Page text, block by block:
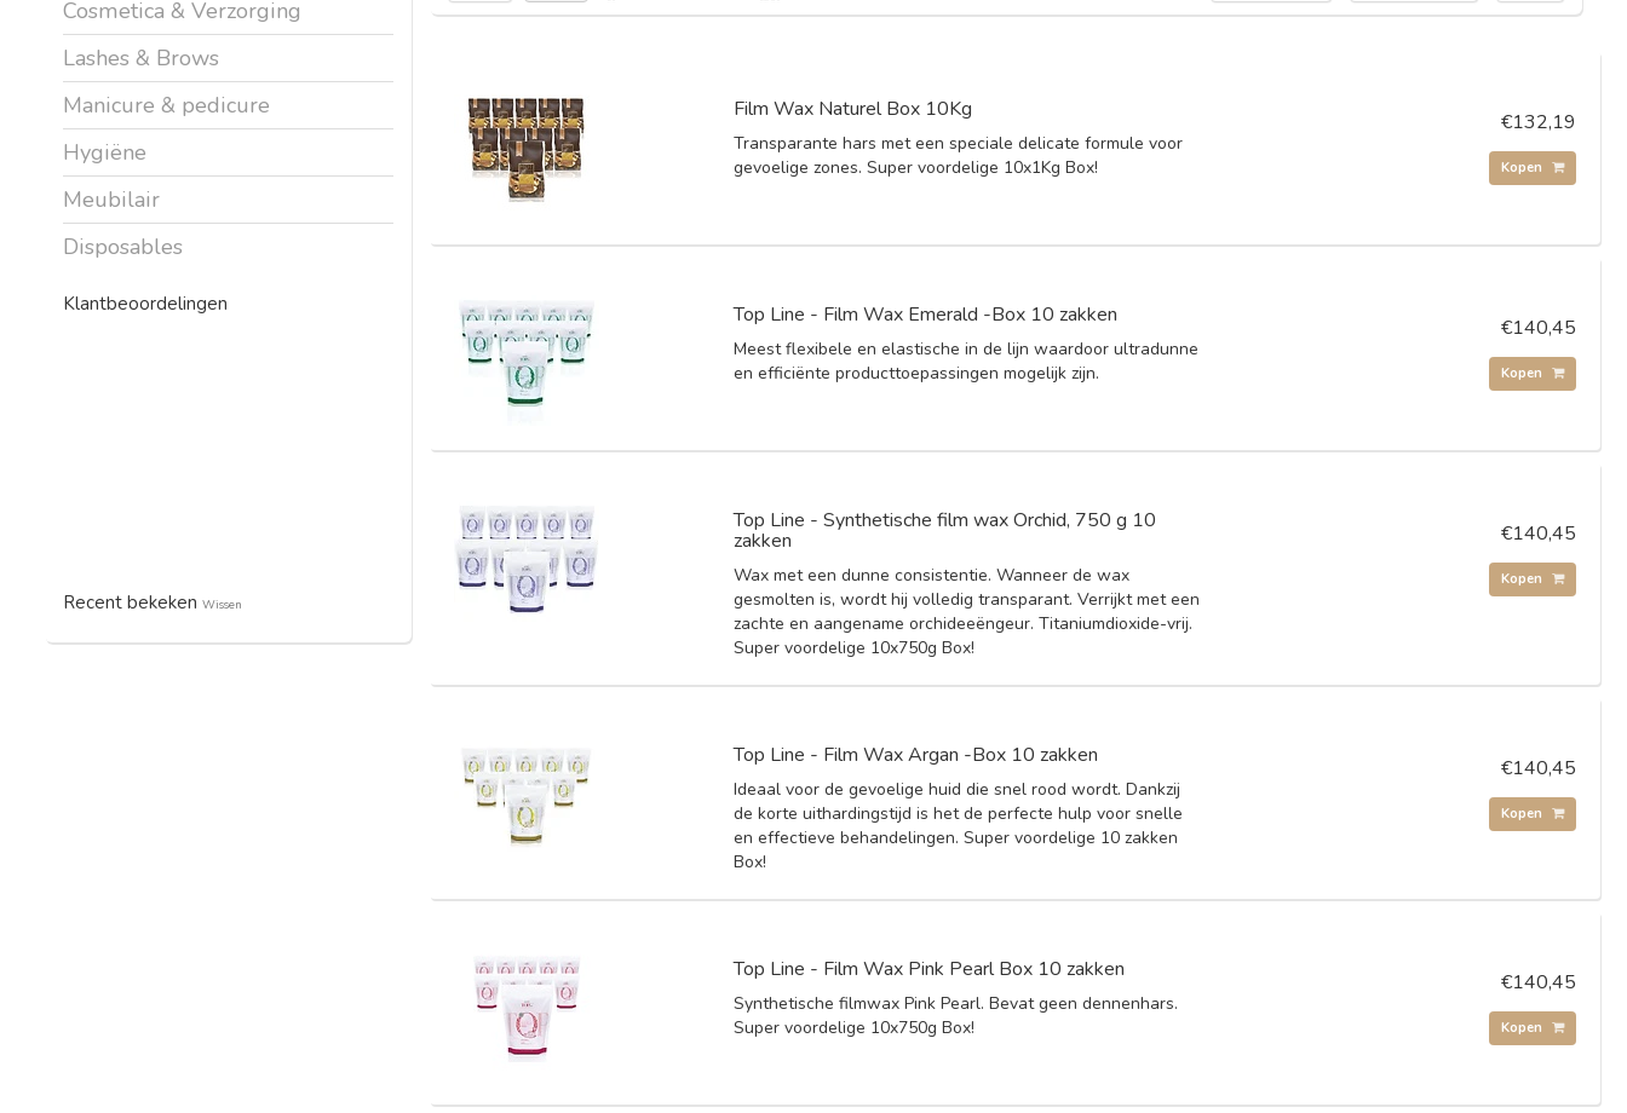
Cosmetica & Verzorging
Lashes & Brows
Manicure & pedicure
Hygiëne
Meubilair
Disposables
Klantbeoordelingen
Recent bekeken Wissen
Film Wax Naturel Box 10Kg
Transparante hars met een speciale delicate formule voor
gevoelige zones. Super voordelige 10x1Kg Box!
€132,19
Kopen
Top Line - Film Wax Emerald -Box 10 zakken
Meest flexibele en elastische in de lijn waardoor ultradunne
en efficiënte producttoepassingen mogelijk zijn.
€140,45
Kopen
Top Line - Synthetische film wax Orchid, 750 g 10
zakken
Wax met een dunne consistentie. Wanneer de wax
gesmolten is, wordt hij volledig transparant. Verrijkt met een
zachte en aangename orchideeëngeur. Titaniumdioxide-vrij.
Super voordelige 10x750g Box!
€140,45
Kopen
Top Line - Film Wax Argan -Box 10 zakken
Ideaal voor de gevoelige huid die snel rood wordt. Dankzij
de korte uithardingstijd is het de perfecte hulp voor snelle
en effectieve behandelingen. Super voordelige 10 zakken
Box!
€140,45
Kopen
Top Line - Film Wax Pink Pearl Box 10 zakken
Synthetische filmwax Pink Pearl. Bevat geen dennenhars.
Super voordelige 10x750g Box!
€140,45
Kopen